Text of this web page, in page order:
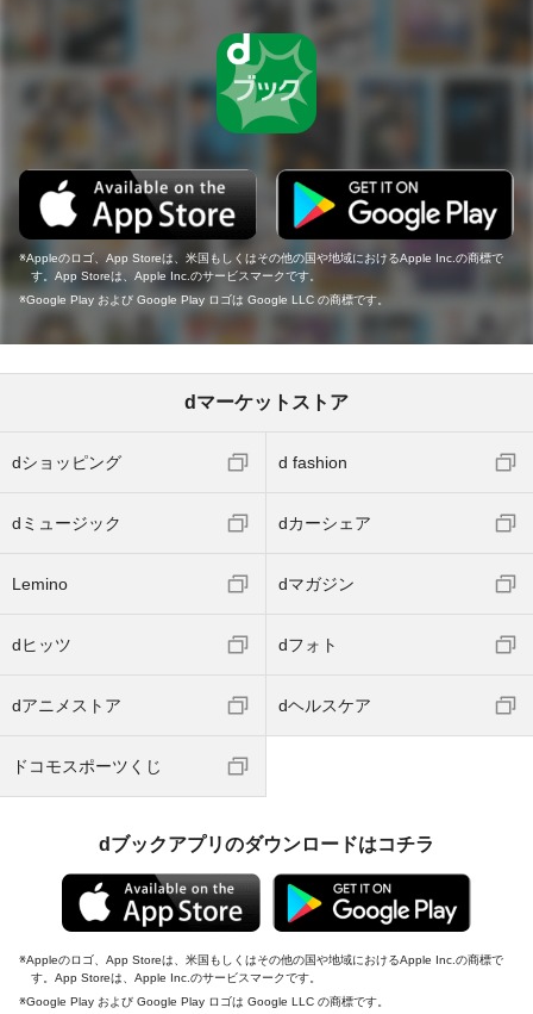
Appleのロゴ、App Storeは、米国もしくはその他の国や地域におけるApple Inc.の商標で
す。App Storeは、Apple Inc.のサービスマークです。
Google Play および Google Play ロゴは Google LLC の商標です。
dマーケットストア
dショッピング d fashion
dミュージック dカーシェア
Lemino dマガジン
dヒッツ dフォト
dアニメストア dヘルスケア
ドコモスポーツくじ
dブックアプリのダウンロードはコチラ
Appleのロゴ、App Storeは、米国もしくはその他の国や地域におけるApple Inc.の商標で
す。App Storeは、Apple Inc.のサービスマークです。
Google Play および Google Play ロゴは Google LLC の商標です。